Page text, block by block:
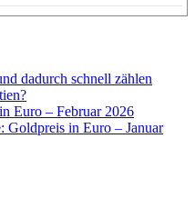
dadurch schnell zählen
Euro – Februar 2026
Goldpreis in Euro – Januar